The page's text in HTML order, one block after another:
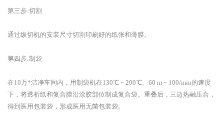
第三步:切割
通过纵切机的安装尺寸切割印刷好的纸张和薄膜。
第四步:制袋
在10万*洁净车间内，用制袋机在130℃ ~ 200℃、60 m ~ 100/min的速度
下，将透析纸和复合膜沿涂胶部位制成复合袋。重叠后，三边热融压合，
得到医用包装袋，形成医用无菌包装袋。